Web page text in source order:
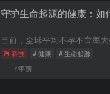
守护生命起源的健康：如
科技 # 健康 # 生命起源
7年前